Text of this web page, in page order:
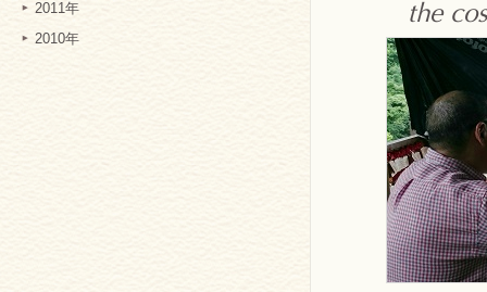
2011年
2010年
the